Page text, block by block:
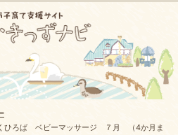
ひろば ベビーマッサージ ７月 （4か月ま